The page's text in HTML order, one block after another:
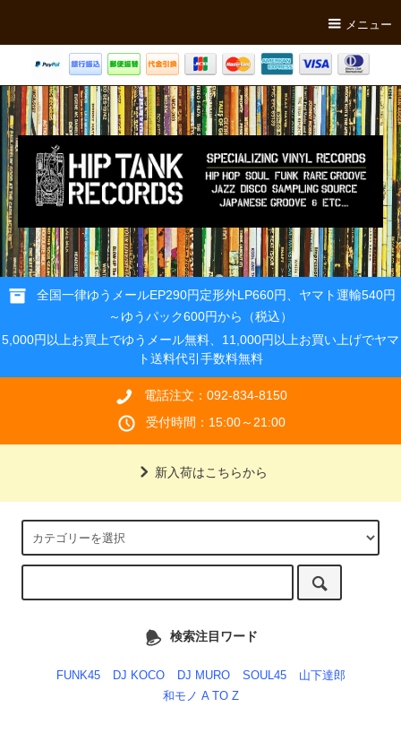
メニュー
全国一律ゆうメールEP290円定形外LP660円、ヤマト運輸540円
～ゆうパック600円から（税込）
5,000円以上お買上でゆうメール無料、11,000円以上お買い上げでヤマ
ト送料代引手数料無料
電話注文：092-834-8150
受付時間：15:00～21:00
新入荷はこちらから
検索注目ワード
FUNK45 DJ KOCO DJ MURO SOUL45
山下達郎
和モノ A TO Z